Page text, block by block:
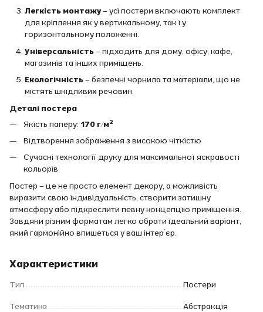
Легкість монтажу– усі постери включають комплект
для кріплення як у вертикальному, так і у
горизонтальному положенні.
Універсальність– підходить для дому, офісу, кафе,
магазинів та інших приміщень.
Екологічність– безпечні чорнила та матеріали, що не
містять шкідливих речовин.
Деталі постера
Якість паперу: 170 г/м²
Відтворення зображення з високою чіткістю
Сучасні технології друку для максимальної яскравості
кольорів
Постер – це не просто елемент декору, а можливість
виразити свою індивідуальність, створити затишну
атмосферу або підкреслити певну концепцію приміщення.
Завдяки різним форматам легко обрати ідеальний варіант,
який гармонійно впишеться у ваш інтер’єр.
Характеристики
Тип Постери
Тематика Абстракція